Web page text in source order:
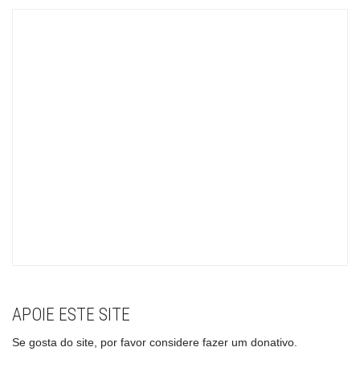
APOIE ESTE SITE
Se gosta do site, por favor considere fazer um donativo.